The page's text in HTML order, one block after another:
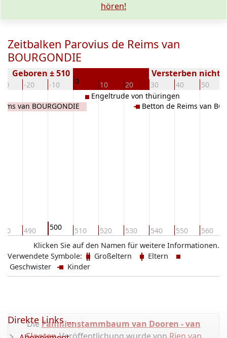
hören!
Zeitbalken Parovius de Reims van
BOURGONDIE
-20 -10 0 10 20 30 40 50
Geboren ± 510 Versterben nicht
490 500 510 520 530 540 550 560
van BOURGONDIE
Engeltrude von thüringen
Betton de Reims van
Klicken Sie auf den Namen für weitere Informationen.
Verwendete Symbole:
Großeltern
Eltern
Geschwister
Kinder
Die Familienstammbaum van Dooren - van
Direkte Links ...